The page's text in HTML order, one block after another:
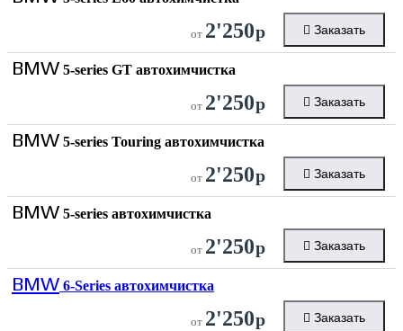
от 2'250р Заказать
BMW 5-series GT автохимчистка
от 2'250р Заказать
BMW 5-series Touring автохимчистка
от 2'250р Заказать
BMW 5-series автохимчистка
от 2'250р Заказать
BMW 6-Series автохимчистка
от 2'250р Заказать